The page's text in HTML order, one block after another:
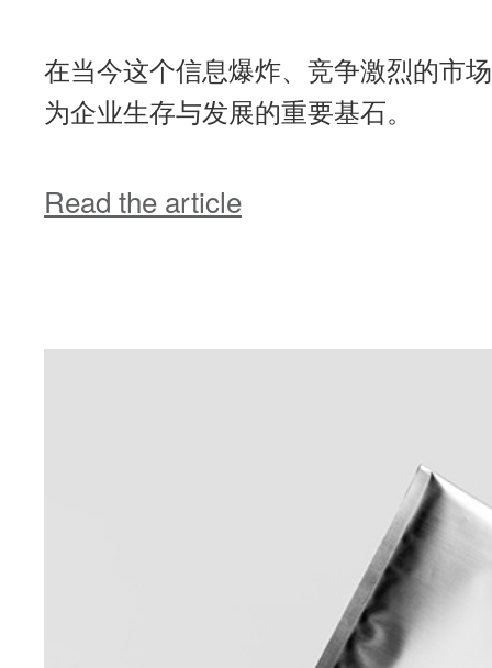
在当今这个信息爆炸、竞争激烈的市
为企业生存与发展的重要基石。
Read the article